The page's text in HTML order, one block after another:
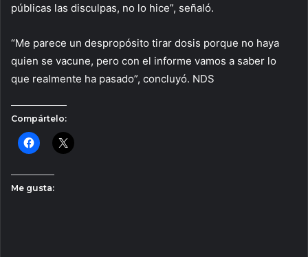
públicas las disculpas, no lo hice”, señaló.
“Me parece un despropósito tirar dosis porque no haya
quien se vacune, pero con el informe vamos a saber lo
que realmente ha pasado”, concluyó. NDS
Compártelo:
Me gusta: